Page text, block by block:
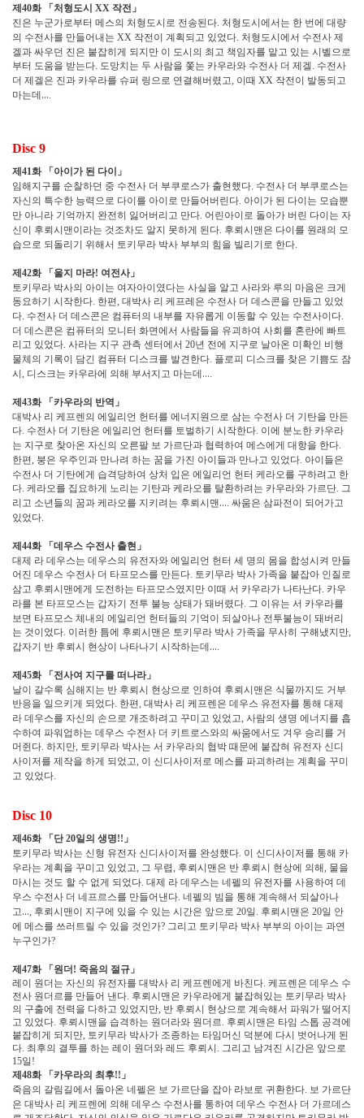
제40화 「처형도시 XX 작전」
진은 누군가로부터 메스의 처형도시로 전송된다. 처형도시에서는 한 번에 대량
의 수전사를 만들어내는 XX 작전이 계획되고 있었다. 처형도시에서 수전사 제
겔과 싸우던 진은 붙잡히게 되지만 이 도시의 최고 책임자를 맡고 있는 시벨으로
부터 도움을 받는다. 도망치는 두 사람을 쫓는 카우라와 수전사 더 제겔. 수전사
더 제겔은 진과 카우라를 슈퍼 링으로 연결해버렸고, 이때 XX 작전이 발동되고
마는데….
Disc 9
제41화 「아이가 된 다이」
임해지구를 순찰하던 중 수전사 더 부쿠로스가 출현했다. 수전사 더 부쿠로스는
자신의 특수한 능력으로 다이를 아이로 만들어버린다. 아이가 된 다이는 모습뿐
만 아니라 기억까지 완전히 잃어버리고 만다. 어린아이로 돌아가 버린 다이는 자
신이 후뢰시맨이라는 것조차도 알지 못하게 된다. 후뢰시맨은 다이를 원래의 모
습으로 되돌리기 위해서 토키무라 박사 부부의 힘을 빌리기로 한다.
제42화 「울지 마라! 여전사」
토키무라 박사의 아이는 여자아이였다는 사실을 알고 사라와 루의 마음은 크게
동요하기 시작한다. 한편, 대박사 리 케프레은 수전사 더 데스콘을 만들고 있었
다. 수전사 더 데스콘은 컴퓨터의 내부를 자유롭게 이동할 수 있는 수전사이다.
더 데스콘은 컴퓨터의 모니터 화면에서 사람들을 유괴하여 사회를 혼란에 빠트
리고 있었다. 사라는 지구 관측 센터에서 20년 전에 지구로 날아온 미확인 비행
물체의 기록이 담긴 컴퓨터 디스크를 발견한다. 플로피 디스크를 찾은 기쁨도 잠
시, 디스크는 카우라에 의해 부서지고 마는데….
제43화 「카우라의 반역」
대박사 리 케프렌의 에일리언 헌터를 에너지원으로 삼는 수전사 더 기탄을 만든
다. 수전사 더 기탄은 에일리언 헌터를 토벌하기 시작한다. 이에 분노한 카우라
는 지구로 찾아온 자신의 오른팔 보 가르단과 협력하여 메스에게 대항을 한다.
한편, 붕은 우주인과 만나려 하는 꿈을 가진 아이들과 만나고 있었다. 아이들은
수전사 더 기탄에게 습격당하여 상처 입은 에일리언 헌터 케라오를 구하려고 한
다. 케라오를 집요하게 노리는 기탄과 케라오를 탈환하려는 카우라와 가르단. 그
리고 소년들의 꿈과 케라오를 지키려는 후뢰시맨…. 싸움은 삼파전이 되어가고
있었다.
제44화 「데우스 수전사 출현」
대제 라 데우스는 데우스의 유전자와 에일리언 헌터 세 명의 몸을 합성시켜 만들
어진 데우스 수전사 더 타프모스를 만든다. 토키무라 박사 가족을 붙잡아 인질로
삼고 후뢰시맨에게 도전하는 타프모스였지만 이때 서 카우라가 나타난다. 카우
라를 본 타프모스는 갑자기 전투 불능 상태가 돼버렸다. 그 이유는 서 카우라를
보면 타프모스 체내의 에일리언 헌터들의 기억이 되살아나 전투불능이 돼버리
는 것이었다. 이러한 틈에 후뢰시맨은 토키무라 박사 가족을 무사히 구해냈지만,
갑자기 반 후뢰시 현상이 나타나기 시작하는데….
제45화 「전사여 지구를 떠나라」
날이 갈수록 심해지는 반 후뢰시 현상으로 인하여 후뢰시맨은 식물까지도 거부
반응을 일으키게 되었다. 한편, 대박사 리 케프렌은 데우스 유전자를 통해 대제
라 데우스를 자신의 손으로 개조하려고 꾸미고 있었고, 사람의 생명 에너지를 흡
수하여 파워업하는 데우스 수전사 더 키트로스와의 싸움에서도 겨우 승리를 거
머쥔다. 하지만, 토키무라 박사는 서 카우라의 협박 때문에 붙잡혀 유전자 신디
사이저를 제작을 하게 되었고, 이 신디사이저로 메스를 파괴하려는 계획을 꾸미
고 있었다.
Disc 10
제46화 「단20일의 생명!!」
토키무라 박사는 신형 유전자 신디사이저를 완성했다. 이 신디사이저를 통해 카
우라는 계획을 꾸미고 있었고, 그 무렵, 후뢰시맨은 반 후뢰시 현상에 의해, 물을
마시는 것도 할 수 없게 되었다. 대제 라 데우스는 네펠의 유전자를 사용하여 데
우스 수전사 더 네프르스를 만들어낸다. 네펠의 빔을 통해 계속해서 되살아나
고…, 후뢰시맨이 지구에 있을 수 있는 시간은 앞으로 20일. 후뢰시맨은 20일 안
에 메스를 쓰러트릴 수 있을 것인가? 그리고 토키무라 박사 부부의 아이는 과연
누구인가?
제47화 「원더! 죽음의 절규」
레이 원더는 자신의 유전자를 대박사 리 케프렌에게 바친다. 케프렌은 데우스 수
전사 원더르를 만들어 낸다. 후뢰시맨은 카우라에게 붙잡혀있는 토키무라 박사
의 구출에 전력을 다하고 있었지만, 반 후뢰시 현상으로 계속해서 파워가 떨어지
고 있었다. 후뢰시맨을 습격하는 원더라와 원더르. 후뢰시맨은 타임 스톱 공격에
붙잡히게 되지만, 토키무라 박사가 조종하는 타임머신 덕분에 다시 벗어나게 된
다. 최후의 결투를 하는 레이 원더와 레드 후뢰시 . 그리고 남겨진 시간은 앞으로
15일!
제48화 「카우라의 최후!!」
죽음의 갈림길에서 돌아온 네펠은 보 가르단을 잡아 라보로 귀환한다. 보 가르단
은 대박사 리 케프렌에 의해 데우스 수전사를 통하여 데우스 수전사 더 가르데스